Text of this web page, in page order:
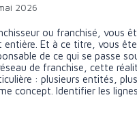
2026
ou franchisé, vous
entière. Et à ce titre, vous
de ce qui se passe
de franchise, cette
: plusieurs entités,
concept. Identifier les